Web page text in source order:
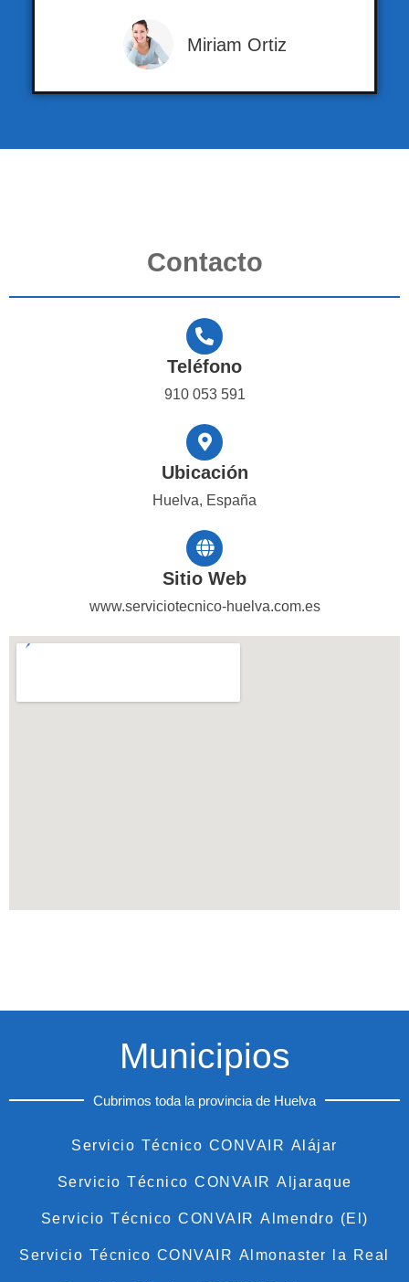
Miriam Ortiz
Contacto
Teléfono
910 053 591
Ubicación
Huelva, España
Sitio Web
www.serviciotecnico-huelva.com.es
Municipios
Cubrimos toda la provincia de Huelva
Servicio Técnico CONVAIR Alájar
Servicio Técnico CONVAIR Aljaraque
Servicio Técnico CONVAIR Almendro (El)
Servicio Técnico CONVAIR Almonaster la Real